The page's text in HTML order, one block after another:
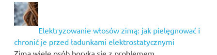
Elektryzowanie włosów zimą: jak pielęgnować i
chronić je przed ładunkami elektrostatycznymi